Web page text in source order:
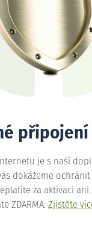
je s naší
dokážeme
za aktivaci ani
ZDARMA. Zjistěte